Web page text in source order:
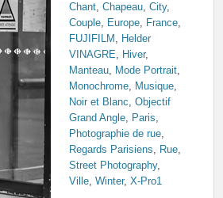
Chant, Chapeau, City,
Couple, Europe, France,
FUJIFILM , Helder
VINAGRE, Hiver,
Manteau, Mode Portrait,
Monochrome, Musique,
Noir et Blanc, Objectif
Grand Angle, Paris,
Photographie de rue,
Regards Parisiens, Rue,
Street Photography,
Ville, Winter, X-Pro1